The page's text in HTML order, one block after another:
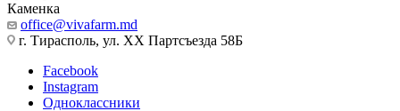
Каменка
office@vivafarm.md
г. Тирасполь, ул. ХХ Партсъезда 58Б
Facebook
Instagram
Одноклассники